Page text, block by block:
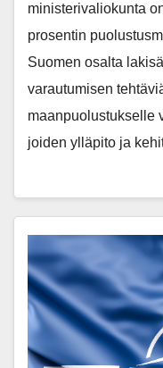
ministerivaliokunta
prosentin
Suomen osalta
varautumisen
maanpuolustukselle
joiden ylläpito ja